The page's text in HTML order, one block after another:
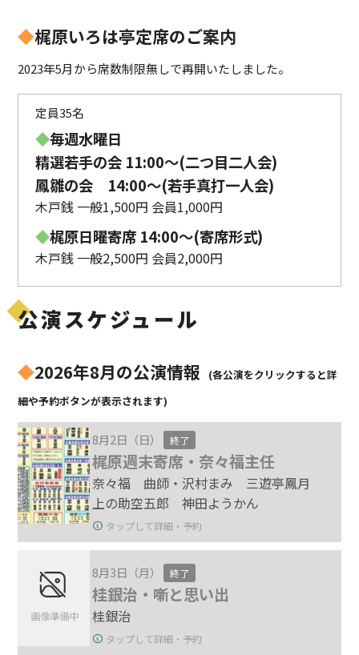
◆梶原いろは亭定席のご案内
2023年5月から席数制限無しで再開いたしました。
定員35名
◆毎週水曜日
精選若手の会 11:00〜(二つ目二人会)
鳳雛の会 14:00～(若手真打一人会)
木戸銭 一般1,500円 会員1,000円
◆梶原日曜寄席 14:00〜(寄席形式)
木戸銭 一般2,500円 会員2,000円
公演スケジュール
◆2026年8月の公演情報
(各公演をクリックすると詳
細や予約ボタンが表示されます)
8月2日（日） 終了
梶原週末寄席・奈々福主任
奈々福 曲師・沢村まみ 三遊亭鳳月
上の助空五郎 神田ようかん
タップして詳細・予約
8月3日（月） 終了
桂銀治・噺と思い出
桂銀治
タップして詳細・予約